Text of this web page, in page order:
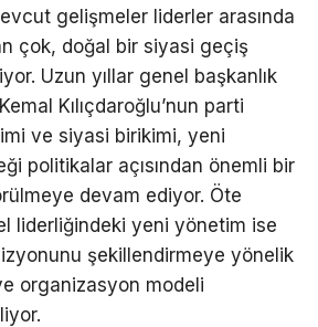
gelişmeler liderler arasında
çok, doğal bir siyasi geçiş
Uzun yıllar genel başkanlık
Kılıçdaroğlu’nun parti
ve siyasi birikimi, yeni
politikalar açısından önemli bir
devam ediyor. Öte
liderliğindeki yeni yönetim ise
şekillendirmeye yönelik
organizasyon modeli